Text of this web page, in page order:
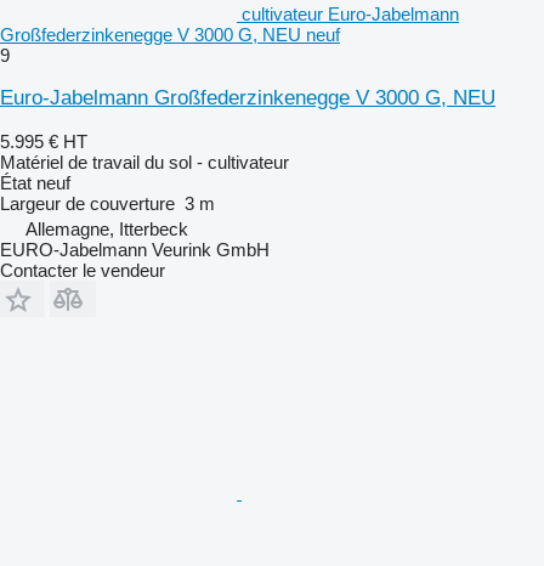
cultivateur Euro-Jabelmann
Großfederzinkenegge V 3000 G, NEU neuf
9
Euro-Jabelmann Großfederzinkenegge V 3000 G, NEU
5.995 € HT
Matériel de travail du sol - cultivateur
État neuf
Largeur de couverture 3 m
Allemagne, Itterbeck
EURO-Jabelmann Veurink GmbH
Contacter le vendeur